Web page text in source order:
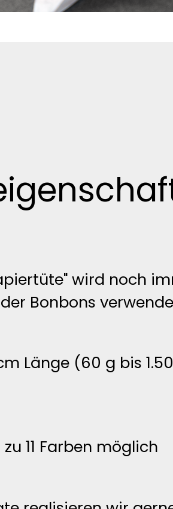
wird noch
Bonbons
Länge (60 g bis
11 Farben möglich